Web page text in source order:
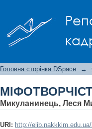
Головна сторінка DSpace →
Микуланинець, Леся
URI: http://